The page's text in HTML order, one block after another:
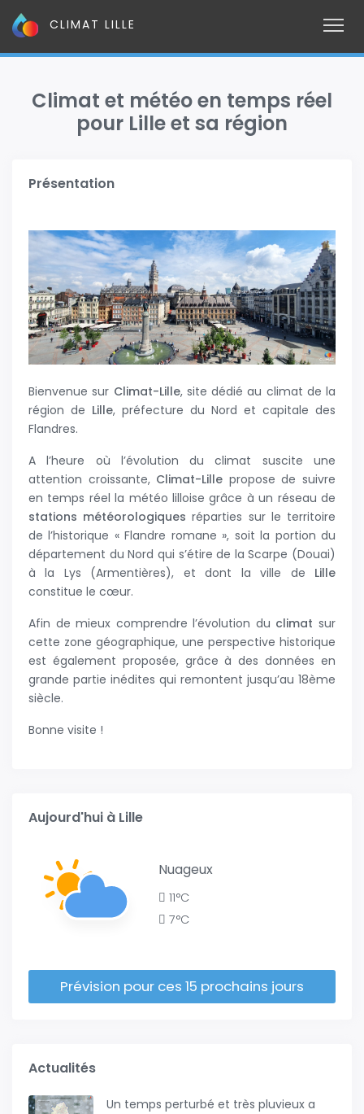
CLIMAT LILLE
Climat et météo en temps réel
pour Lille et sa région
Présentation
Bienvenue sur Climat-Lille, site dédié au climat de la
région de Lille, préfecture du Nord et capitale des
Flandres.
A l’heure où l’évolution du climat suscite une
attention croissante, Climat-Lille propose de suivre
en temps réel la météo lilloise grâce à un réseau de
stations météorologiques réparties sur le territoire
de l’historique « Flandre romane », soit la portion du
département du Nord qui s’étire de la Scarpe (Douai)
à la Lys (Armentières), et dont la ville de Lille
constitue le cœur.
Afin de mieux comprendre l’évolution du climat sur
cette zone géographique, une perspective historique
est également proposée, grâce à des données en
grande partie inédites qui remontent jusqu’au 18ème
siècle.
Bonne visite !
Aujourd'hui à Lille
Nuageux
11°C
7°C
Prévision pour ces 15 prochains jours
Actualités
Un temps perturbé et très pluvieux a